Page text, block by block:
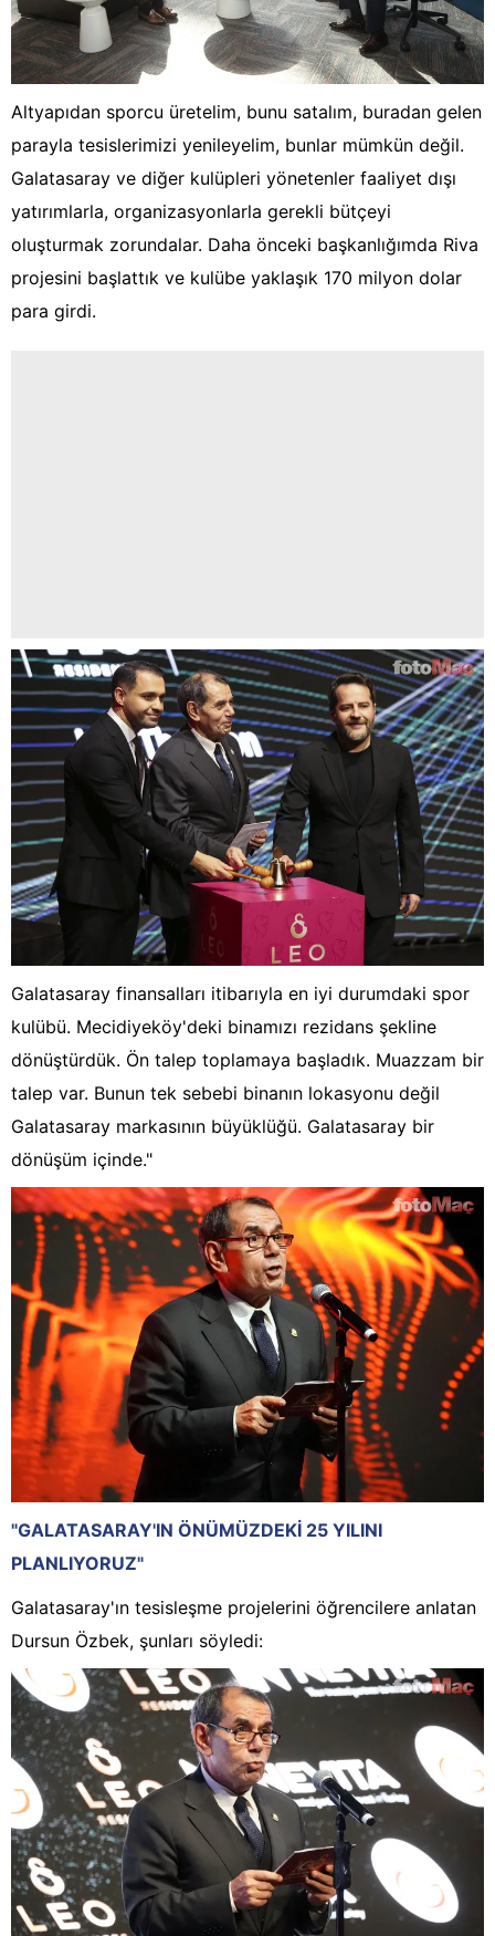
Altyapıdan sporcu üretelim, bunu satalım, buradan gelen
parayla tesislerimizi yenileyelim, bunlar mümkün değil.
Galatasaray ve diğer kulüpleri yönetenler faaliyet dışı
yatırımlarla, organizasyonlarla gerekli bütçeyi
oluşturmak zorundalar. Daha önceki başkanlığımda Riva
projesini başlattık ve kulübe yaklaşık 170 milyon dolar
para girdi.
Galatasaray finansalları itibarıyla en iyi durumdaki spor
kulübü. Mecidiyeköy'deki binamızı rezidans şekline
dönüştürdük. Ön talep toplamaya başladık. Muazzam bir
talep var. Bunun tek sebebi binanın lokasyonu değil
Galatasaray markasının büyüklüğü. Galatasaray bir
dönüşüm içinde."
"GALATASARAY'IN ÖNÜMÜZDEKİ 25 YILINI
PLANLIYORUZ"
Galatasaray'ın tesisleşme projelerini öğrencilere anlatan
Dursun Özbek, şunları söyledi: